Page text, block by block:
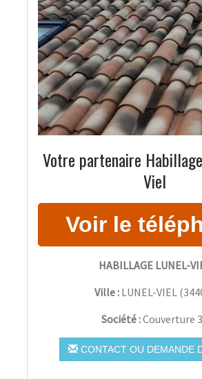
Votre partenaire
Viel
HABILLAGE LUNEL-
Ville : LUNEL-VIEL (
Société :Couverture
CONTACT OU DEMANDE